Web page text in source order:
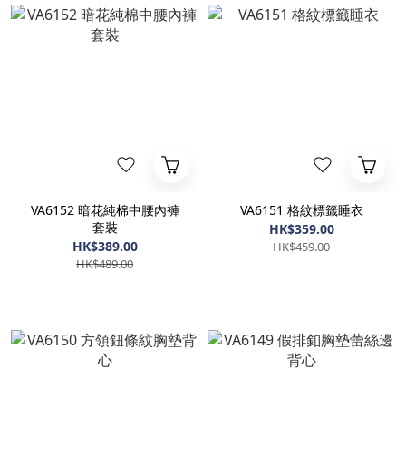
VA6152 暗花純棉中腰內褲
套裝
HK$389.00
HK$489.00
VA6151 格紋標籤睡衣
HK$359.00
HK$459.00